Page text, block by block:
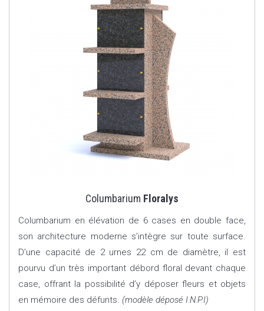
Columbarium Floralys
Columbarium en élévation de 6 cases en double face,
son architecture moderne s’intègre sur toute surface.
D’une capacité de 2 urnes 22 cm de diamètre, il est
pourvu d’un très important débord floral devant chaque
case, offrant la possibilité d’y déposer fleurs et objets
en mémoire des défunts. (modèle déposé I.N.P.I)